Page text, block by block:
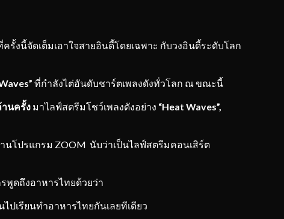
ครั้งนี้จัดเต็มเอาใจสายอินดี้โดยเฉพาะ กับวงอินดี้ระดับโลก
ที่กำลังไต่อันดับชาร์ตเพลงดังทั่วโลก ณ ขณะนี้
านครั้งมาไลฟ์สตรีมโชว์เพลงดังอย่าง “Heat Waves”,
โปรแกรม ZOOM นับว่าเป็นไลฟ์สตรีมคอนเสิร์ต
พูดถึงอาหารไทยด้วยว่า
ปเรียนทำอาหารไทยกันเลยทีเดียว